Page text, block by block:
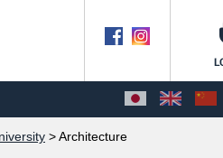
> Architecture